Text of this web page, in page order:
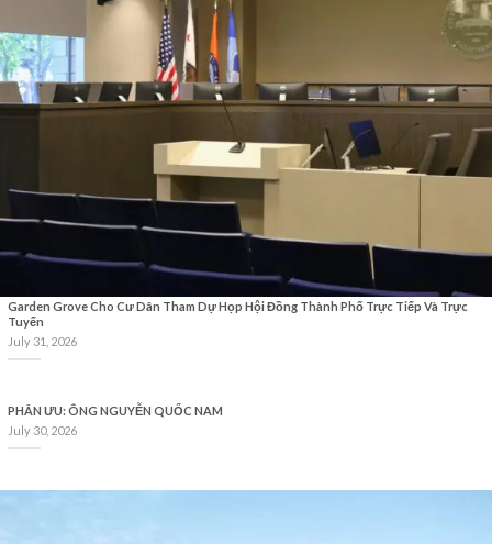
Garden Grove Cho Cư Dân Tham Dự Họp Hội Đồng Thành Phố Trực Tiếp Và Trực
Tuyến
July 31, 2026
PHÂN ƯU: ÔNG NGUYỄN QUỐC NAM
July 30, 2026